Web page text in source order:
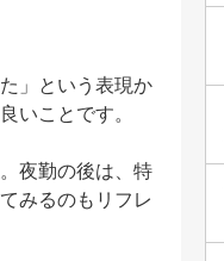
」という表現か
いことです。
夜勤の後は、特
みるのもリフレ